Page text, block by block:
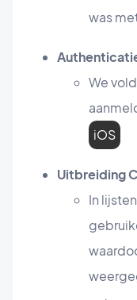
was
We
iOS
Uitbreiding
In